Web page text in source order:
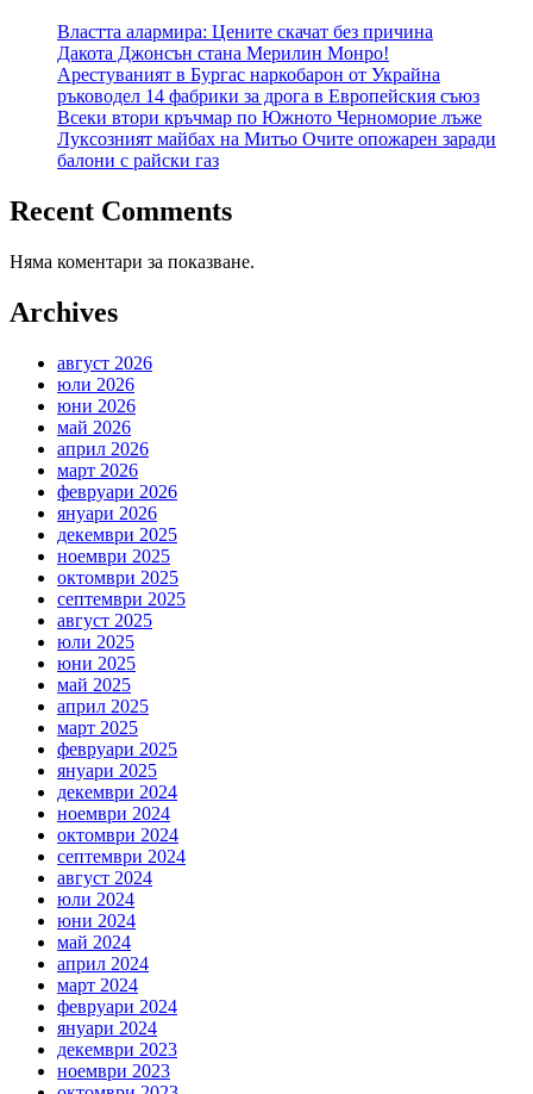
Властта алармира: Цените скачат без причина
Дакота Джонсън стана Мерилин Монро!
Арестуваният в Бургас наркобарон от Украйна
ръководел 14 фабрики за дрога в Европейския съюз
Всеки втори кръчмар по Южното Черноморие лъже
Луксозният майбах на Митьо Очите опожарен заради
балони с райски газ
Recent Comments
Няма коментари за показване.
Archives
август 2026
юли 2026
юни 2026
май 2026
април 2026
март 2026
февруари 2026
януари 2026
декември 2025
ноември 2025
октомври 2025
септември 2025
август 2025
юли 2025
юни 2025
май 2025
април 2025
март 2025
февруари 2025
януари 2025
декември 2024
ноември 2024
октомври 2024
септември 2024
август 2024
юли 2024
юни 2024
май 2024
април 2024
март 2024
февруари 2024
януари 2024
декември 2023
ноември 2023